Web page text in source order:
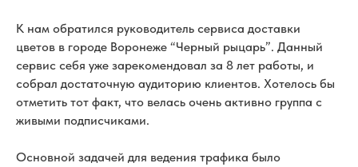
К нам обратился руководитель сервиса доставки
цветов в городе Воронеже “Черный рыцарь”. Данный
сервис себя уже зарекомендовал за 8 лет работы, и
собрал достаточную аудиторию клиентов. Хотелось бы
отметить тот факт, что велась очень активно группа с
живыми подписчиками.
Основной задачей для ведения трафика было